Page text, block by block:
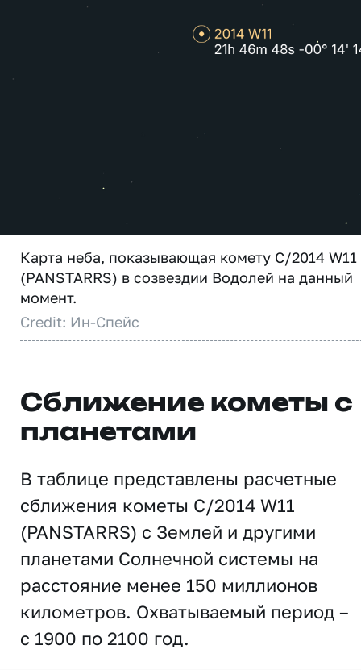
Карта неба, показывающая комету C/2014 W11
(PANSTARRS) в созвездии Водолей на данный
момент.
Credit: Ин-Спейс
Сближение кометы с
планетами
В таблице представлены расчетные
сближения кометы C/2014 W11
(PANSTARRS) с Землей и другими
планетами Солнечной системы на
расстояние менее 150 миллионов
километров. Охватываемый период –
с 1900 по 2100 год.